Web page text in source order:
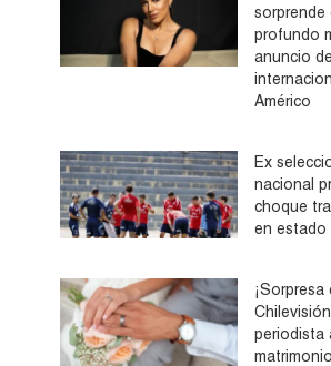
sorprende
profundo
anuncio
Américo
Ex
nacional
choque
en estado
¡Sorpresa
periodista